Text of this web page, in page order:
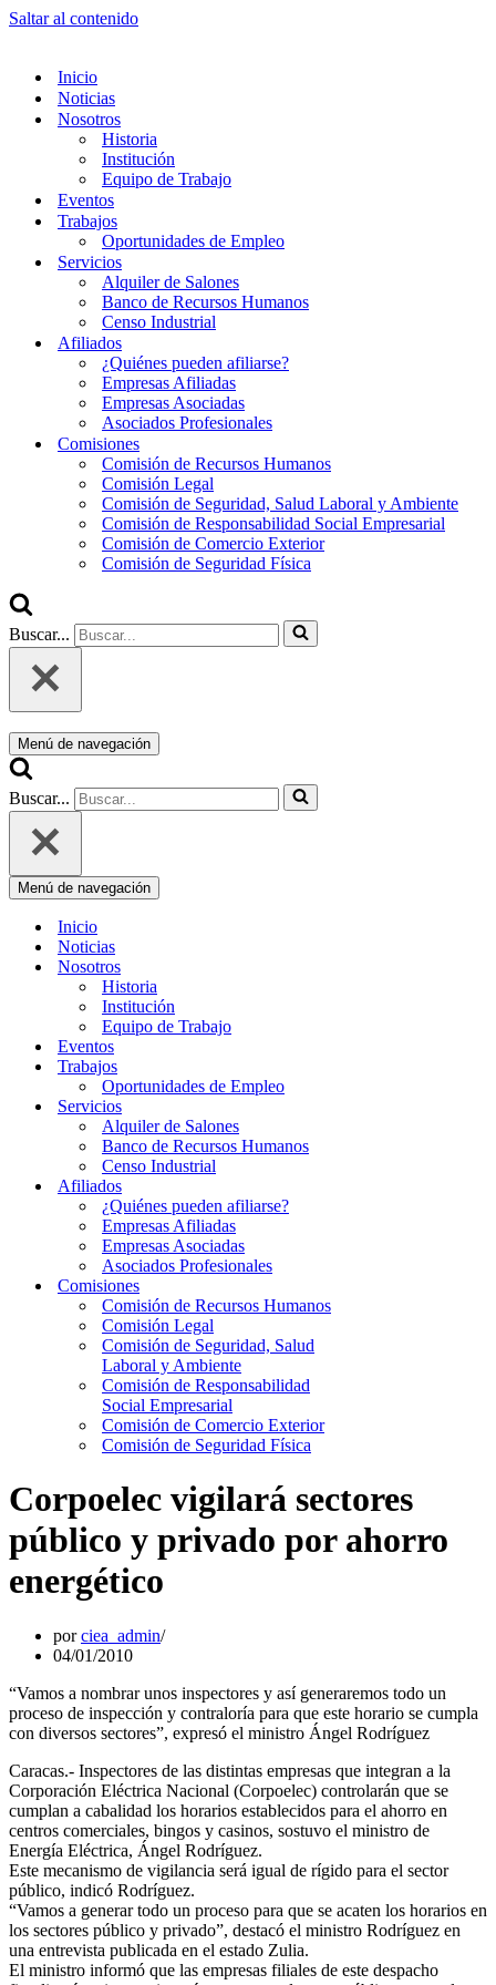
Saltar al contenido
Inicio
Noticias
Nosotros
Historia
Institución
Equipo de Trabajo
Eventos
Trabajos
Oportunidades de Empleo
Servicios
Alquiler de Salones
Banco de Recursos Humanos
Censo Industrial
Afiliados
¿Quiénes pueden afiliarse?
Empresas Afiliadas
Empresas Asociadas
Asociados Profesionales
Comisiones
Comisión de Recursos Humanos
Comisión Legal
Comisión de Seguridad, Salud Laboral y Ambiente
Comisión de Responsabilidad Social Empresarial
Comisión de Comercio Exterior
Comisión de Seguridad Física
Buscar...
Menú de navegación
Buscar...
Menú de navegación
Inicio
Noticias
Nosotros
Historia
Institución
Equipo de Trabajo
Eventos
Trabajos
Oportunidades de Empleo
Servicios
Alquiler de Salones
Banco de Recursos Humanos
Censo Industrial
Afiliados
¿Quiénes pueden afiliarse?
Empresas Afiliadas
Empresas Asociadas
Asociados Profesionales
Comisiones
Comisión de Recursos Humanos
Comisión Legal
Comisión de Seguridad, Salud
Laboral y Ambiente
Comisión de Responsabilidad
Social Empresarial
Comisión de Comercio Exterior
Comisión de Seguridad Física
Corpoelec vigilará sectores
público y privado por ahorro
energético
porciea_admin
04/01/2010
“Vamos a nombrar unos inspectores y así generaremos todo un
proceso de inspección y contraloría para que este horario se cumpla
con diversos sectores”, expresó el ministro Ángel Rodríguez
Caracas.- Inspectores de las distintas empresas que integran a la
Corporación Eléctrica Nacional (Corpoelec) controlarán que se
cumplan a cabalidad los horarios establecidos para el ahorro en
centros comerciales, bingos y casinos, sostuvo el ministro de
Energía Eléctrica, Ángel Rodríguez.
Este mecanismo de vigilancia será igual de rígido para el sector
público, indicó Rodríguez.
“Vamos a generar todo un proceso para que se acaten los horarios en
los sectores público y privado”, destacó el ministro Rodríguez en
una entrevista publicada en el estado Zulia.
El ministro informó que las empresas filiales de este despacho